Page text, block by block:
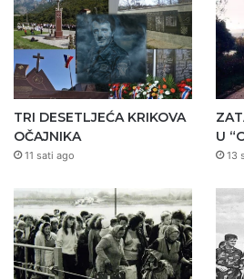
TRI DESETLJEĆA KRIKOVA
OČAJNIKA
11 sati ago
U
13